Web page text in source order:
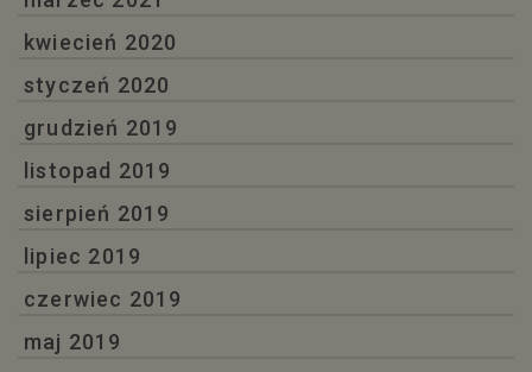
kwiecień 2020
styczeń 2020
grudzień 2019
listopad 2019
sierpień 2019
lipiec 2019
czerwiec 2019
maj 2019